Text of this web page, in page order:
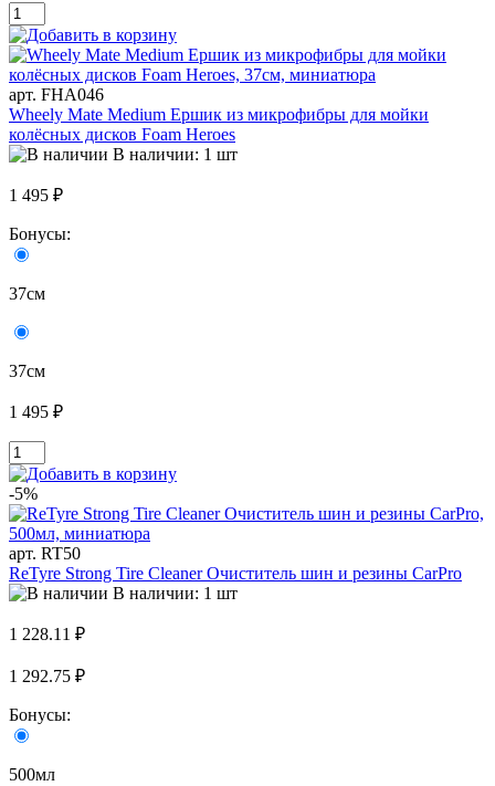
арт. FHA046
Wheely Mate Medium Ершик из микрофибры для мойки
колёсных дисков Foam Heroes
В наличии: 1 шт
1 495 ₽
Бонусы:
37см
37см
1 495 ₽
-5%
арт. RT50
ReTyre Strong Tire Cleaner Очиститель шин и резины CarPro
В наличии: 1 шт
1 228.11 ₽
1 292.75 ₽
Бонусы:
500мл